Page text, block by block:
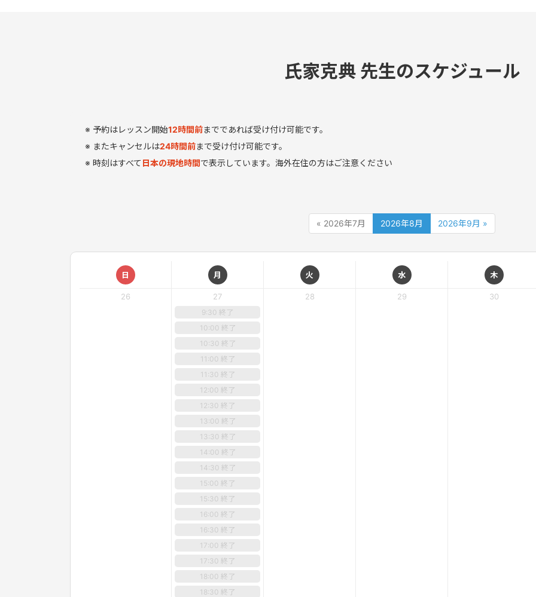
氏家克典 先生のスケジュール
予約はレッスン開始12時間前までであれば受け付け可能です。
またキャンセルは24時間前まで受け付け可能です。
時刻はすべて 日本の現地時間で表示しています。海外在住の方はご注意ください
« 2026年7月 2026年8月 2026年9月 »
日 月 火 水 木
26 27
9:30 終了
10:00 終了
10:30 終了
11:00 終了
11:30 終了
12:00 終了
12:30 終了
13:00 終了
13:30 終了
14:00 終了
14:30 終了
15:00 終了
15:30 終了
16:00 終了
16:30 終了
17:00 終了
17:30 終了
18:00 終了
18:30 終了
28 29 30